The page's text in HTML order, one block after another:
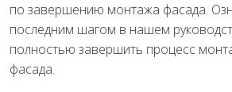
по завершению монтажа фасада.
последним шагом в нашем
полностью завершить процесс
фасада.